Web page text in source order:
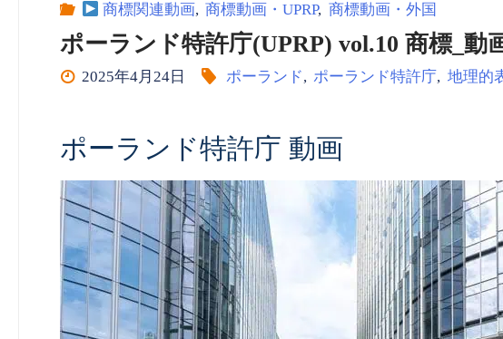
商標関連動画, 商標動画・UPRP, 商標動画・外国
ポーランド特許庁(UPRP) vol.10 商標_動
2025年4月24日 ポーランド, ポーランド特許庁, 地理的
ポーランド特許庁 動画